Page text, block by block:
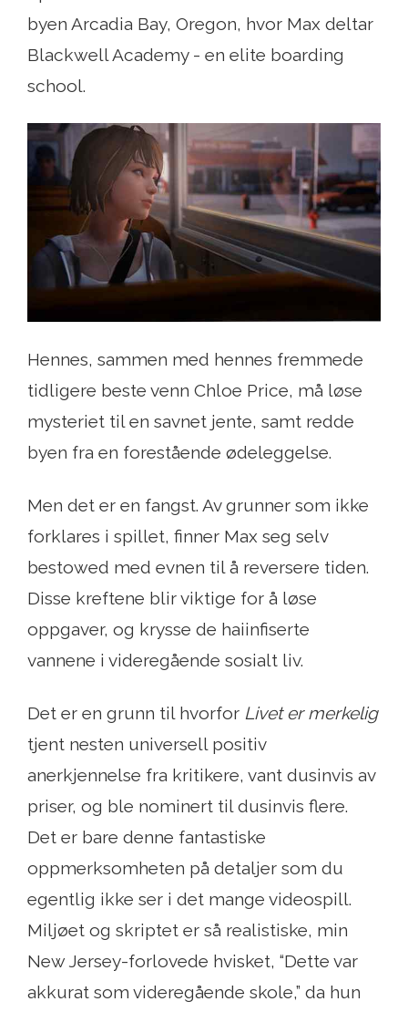
byen Arcadia Bay, Oregon, hvor Max deltar
Blackwell Academy - en elite boarding
school.
Hennes, sammen med hennes fremmede
tidligere beste venn Chloe Price, må løse
mysteriet til en savnet jente, samt redde
byen fra en forestående ødeleggelse.
Men det er en fangst. Av grunner som ikke
forklares i spillet, finner Max seg selv
bestowed med evnen til å reversere tiden.
Disse kreftene blir viktige for å løse
oppgaver, og krysse de haiinfiserte
vannene i videregående sosialt liv.
Det er en grunn til hvorfor Livet er merkelig
tjent nesten universell positiv
anerkjennelse fra kritikere, vant dusinvis av
priser, og ble nominert til dusinvis flere.
Det er bare denne fantastiske
oppmerksomheten på detaljer som du
egentlig ikke ser i det mange videospill.
Miljøet og skriptet er så realistiske, min
New Jersey-forlovede hvisket, “Dette var
akkurat som videregående skole,” da hun